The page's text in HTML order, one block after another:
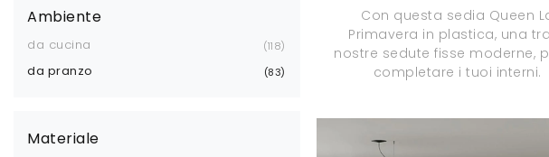
Ambiente
da cucina 118
da pranzo 83
Materiale
Con questa sedia Queen
Primavera in plastica, una
nostre sedute fisse moderne,
completare i tuoi interni.